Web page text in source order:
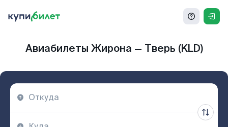
Авиабилеты Жирона — Тверь (KLD)